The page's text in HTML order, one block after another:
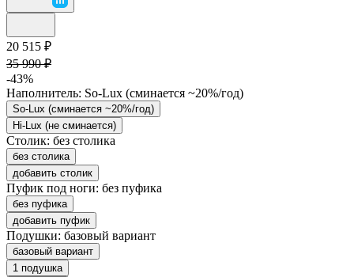
20 515 ₽
35 990 ₽
-43%
Наполнитель: So-Lux (cминается ~20%/год)
So-Lux (cминается ~20%/год)
Hi-Lux (не сминается)
Столик: без столика
без столика
добавить столик
Пуфик под ноги: без пуфика
без пуфика
добавить пуфик
Подушки: базовый вариант
базовый вариант
1 подушка